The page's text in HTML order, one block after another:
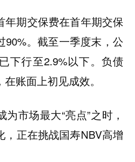
年期交保费在首年期交保
90%。截至一季度末，公
下行至2.9%以下。负债
账面上初见成效。
市场最大“亮点”之时，
，正在挑战国寿NBV高增